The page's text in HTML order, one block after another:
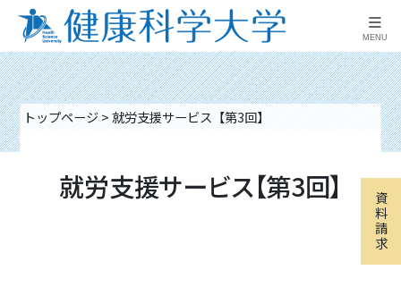
≡
MENU
資
料
請
求
トップページ>就労支援サービス【第3回】
就労支援サービス【第3回】